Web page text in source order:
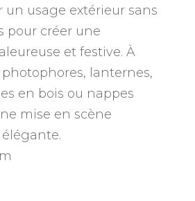
un usage extérieur sans
pour créer une
et festive. À
photophores, lanternes,
en bois ou nappes
mise en scène